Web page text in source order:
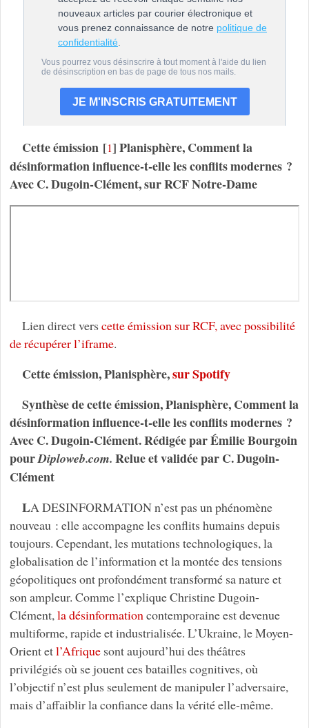
Cette émission[1]Planisphère, Comment la
désinformation influence-t-elle les conflits modernes ?
Avec C. Dugoin-Clément, sur RCF Notre-Dame
Lien direct vers cette émission sur RCF, avec possibilité
de récupérer l’iframe.
Cette émission, Planisphère,sur Spotify
Synthèse de cette émission, Planisphère, Comment la
désinformation influence-t-elle les conflits modernes ?
Avec C. Dugoin-Clément. Rédigée par Émilie Bourgoin
pourDiploweb.com. Relue et validée par C. Dugoin-
Clément
LA DESINFORMATION n’est pas un phénomène
nouveau : elle accompagne les conflits humains depuis
toujours. Cependant, les mutations technologiques, la
globalisation de l’information et la montée des tensions
géopolitiques ont profondément transformé sa nature et
son ampleur. Comme l’explique Christine Dugoin-
Clément,la désinformationcontemporaine est devenue
multiforme, rapide et industrialisée. L’Ukraine, le Moyen-
Orient etl’Afriquesont aujourd’hui des théâtres
privilégiés où se jouent ces batailles cognitives, où
l’objectif n’est plus seulement de manipuler l’adversaire,
mais d’affaiblir la confiance dans la vérité elle-même.